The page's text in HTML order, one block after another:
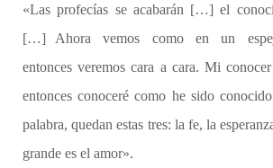
«Las profecías se acabarán […] el
[…] Ahora vemos como en un
entonces veremos cara a cara. Mi
entonces conoceré como he sido
palabra, quedan estas tres: la fe, la
grande es el amor».